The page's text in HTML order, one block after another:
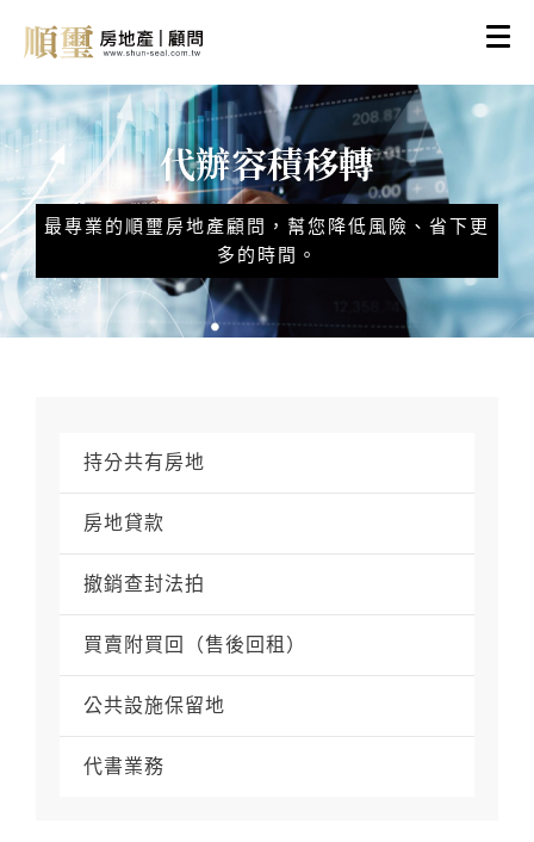
代辦容積移轉
最專業的順璽房地產顧問，幫您降低風險、省下更
多的時間。
持分共有房地
房地貸款
撤銷查封法拍
買賣附買回（售後回租）
公共設施保留地
代書業務